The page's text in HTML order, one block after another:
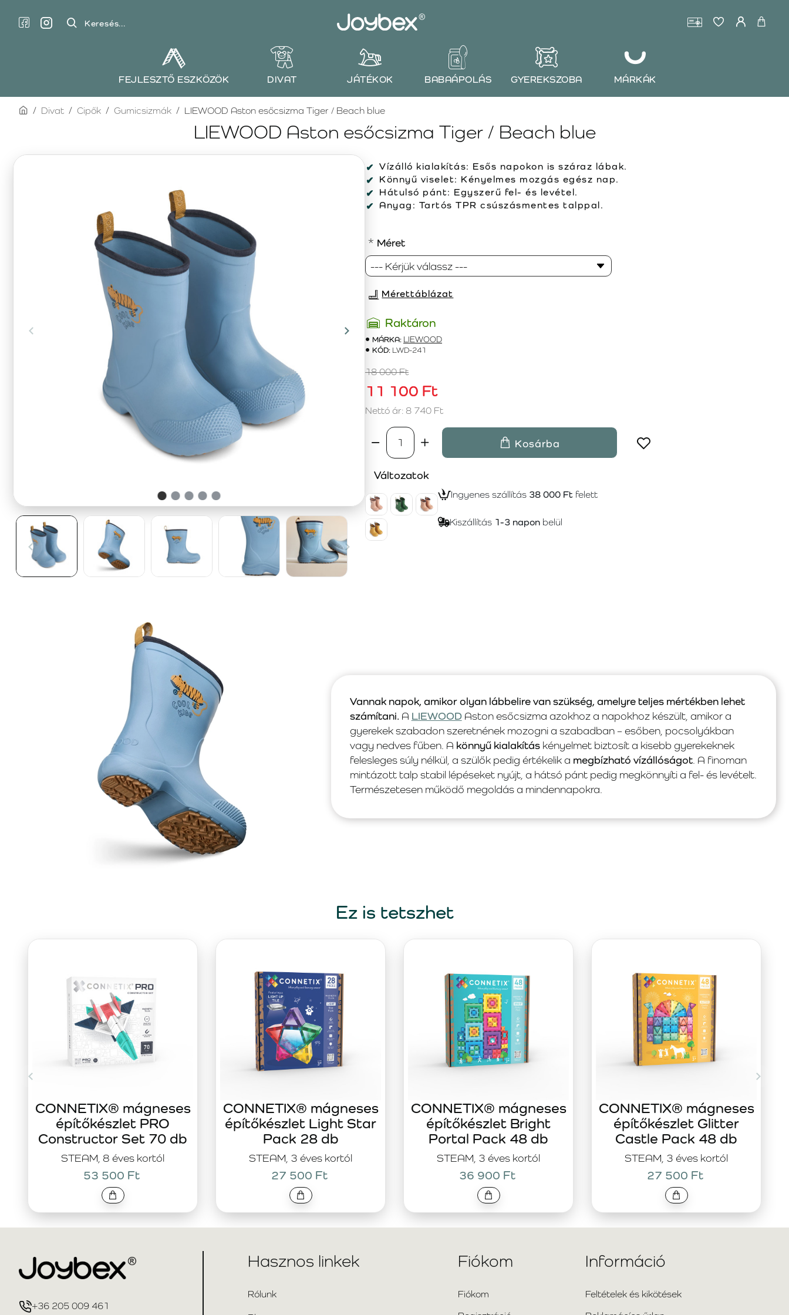
Keresés...
FEJLESZTŐ ESZKÖZÖK DIVAT JÁTÉKOK BABAÁPOLÁS GYEREKSZOBA MÁRKÁK
LIEWOOD Aston esőcsizma Tiger / Beach blue
homeDivat Cipők Gumicsizmák LIEWOOD Aston esőcsizma Tiger / Beach blue
Vízálló kialakítás: Esős napokon is száraz lábak.
Könnyű viselet: Kényelmes mozgás egész nap.
Hátulsó pánt: Egyszerű fel- és levétel.
Anyag: Tartós TPR csúszásmentes talppal.
Raktáron
MÁRKA: LIEWOOD
KÓD: LWD-241
11 100 Ft
18 000 Ft
Nettó ár: 8 740 Ft
Méret
Kosárba
Mérettáblázat
Változatok
Ingyenes szállítás 38 000 Ft felett
Kiszállítás 1-3 napon belül
Vannak napok, amikor olyan lábbelire van szükség, amelyre teljes mértékben lehet
számítani. A LIEWOODAston esőcsizma azokhoz a napokhoz készült, amikor a
gyerekek szabadon szeretnének mozogni a szabadban – esőben, pocsolyákban
vagy nedves fűben. A könnyű kialakításkényelmet biztosít a kisebb gyerekeknek
felesleges súly nélkül, a szülők pedig értékelik a megbízható vízállóságot. A finoman
mintázott talp stabil lépéseket nyújt, a hátsó pánt pedig megkönnyíti a fel- és levételt.
Természetesen működő megoldás a mindennapokra.
Ez is tetszhet
STEAM, 8 éves kortól
CONNETIX® mágneses
építőkészlet PRO
Constructor Set 70 db
53 500 Ft
STEAM, 3 éves kortól
CONNETIX® mágneses
építőkészlet Light Star
Pack 28 db
27 500 Ft
STEAM, 3 éves kortól
CONNETIX® mágneses
építőkészlet Bright
Portal Pack 48 db
36 900 Ft
STEAM, 3 éves kortól
CONNETIX® mágneses
építőkészlet Glitter
Castle Pack 48 db
27 500 Ft
+36 205 009 461
Hasznos linkek
Rólunk
Fiókom
Fiókom
Információ
Feltételek és kikötések